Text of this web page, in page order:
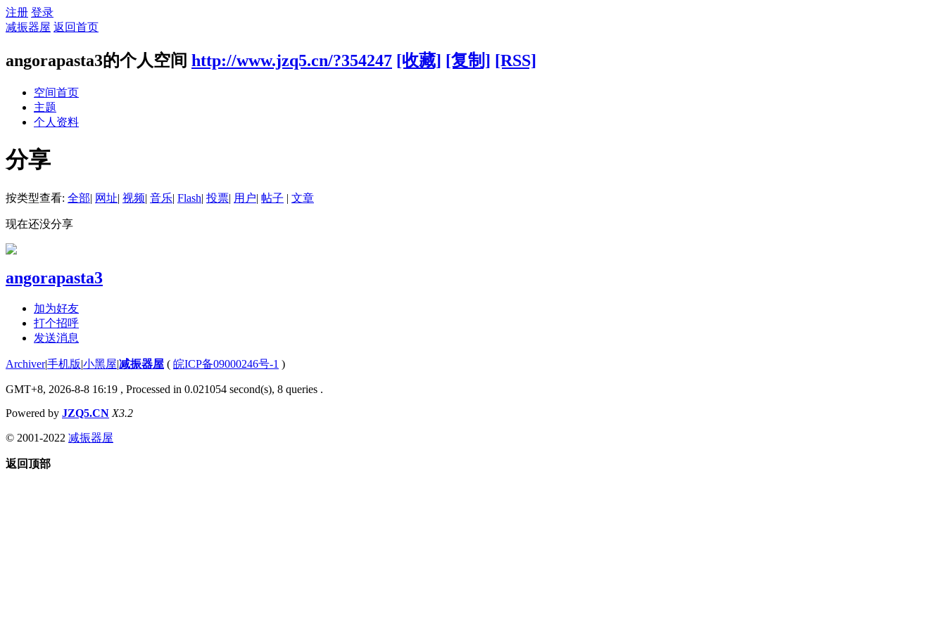
注册 登录
减振器屋 返回首页
angorapasta3的个人空间 http://www.jzq5.cn/?354247 [收藏] [复制] [RSS]
空间首页
主题
个人资料
分享
按类型查看: 全部| 网址| 视频| 音乐| Flash| 投票| 用户| 帖子 | 文章
现在还没分享
angorapasta3
加为好友
打个招呼
发送消息
Archiver|手机版|小黑屋|减振器屋 ( 皖ICP备09000246号-1 )
GMT+8, 2026-8-8 16:19 , Processed in 0.021054 second(s), 8 queries .
Powered by JZQ5.CN X3.2
© 2001-2022 减振器屋
返回顶部